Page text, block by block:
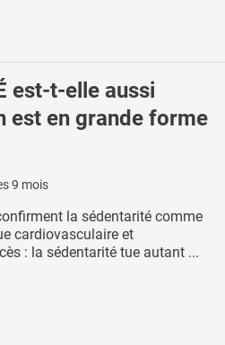
est-t-elle aussi
est en grande forme
9 mois
la sédentarité comme
cardiovasculaire et
: la sédentarité tue autant ...